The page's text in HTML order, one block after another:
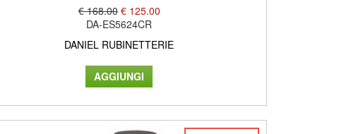
€ 168.00 € 125.00
DA-ES5624CR
DANIEL RUBINETTERIE